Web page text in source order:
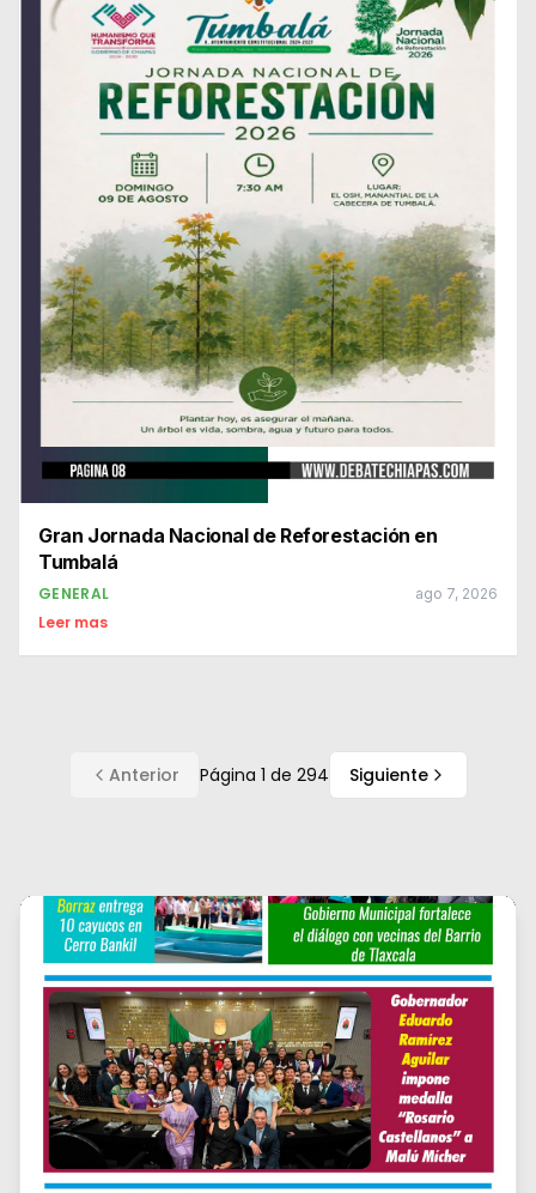
Gran Jornada Nacional de Reforestación en
Tumbalá
GENERAL ago 7, 2026
Leer mas
Anterior Página 1 de 294 Siguiente